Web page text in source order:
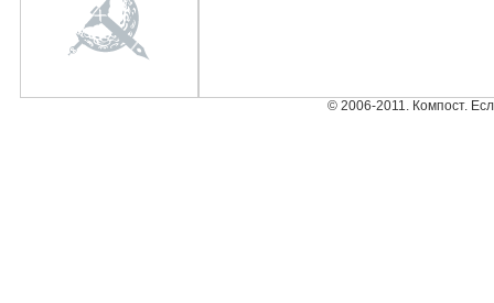
© 2006-2011. Компост.